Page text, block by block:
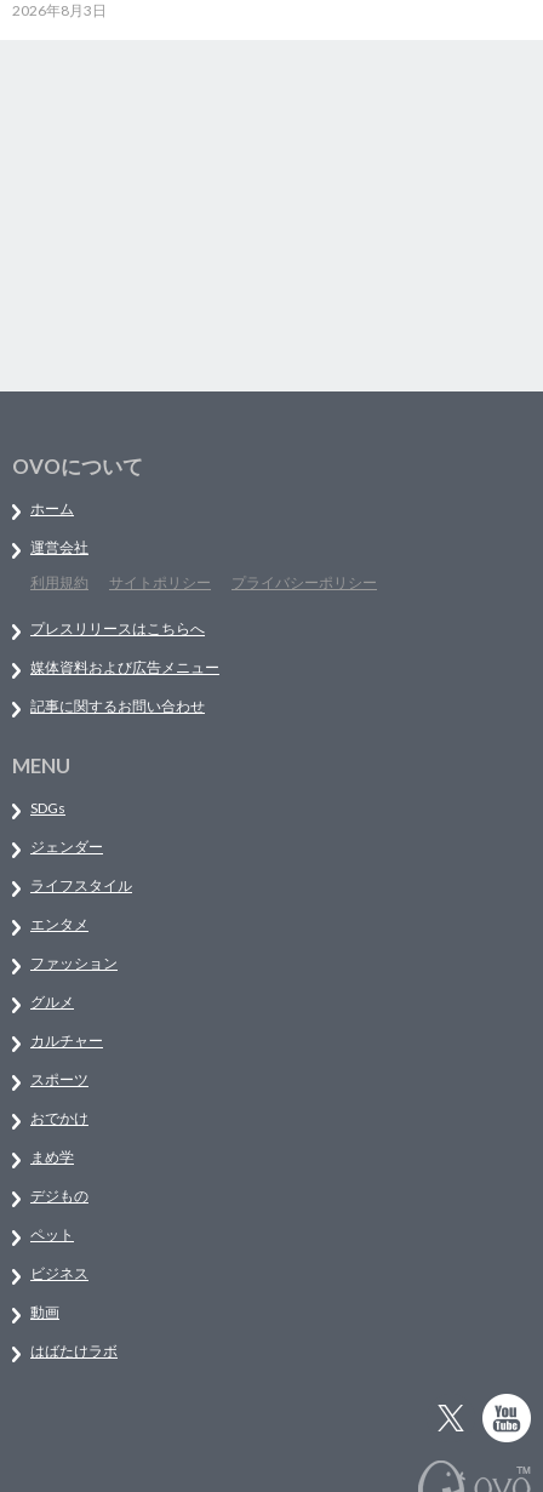
2026年8月3日
OVOについて
ホーム
運営会社
利用規約
サイトポリシー プライバシーポリシー
プレスリリースはこちらへ
媒体資料および広告メニュー
記事に関するお問い合わせ
MENU
SDGs
ジェンダー
ライフスタイル
エンタメ
ファッション
グルメ
カルチャー
スポーツ
おでかけ
まめ学
デジもの
ペット
ビジネス
動画
はばたけラボ